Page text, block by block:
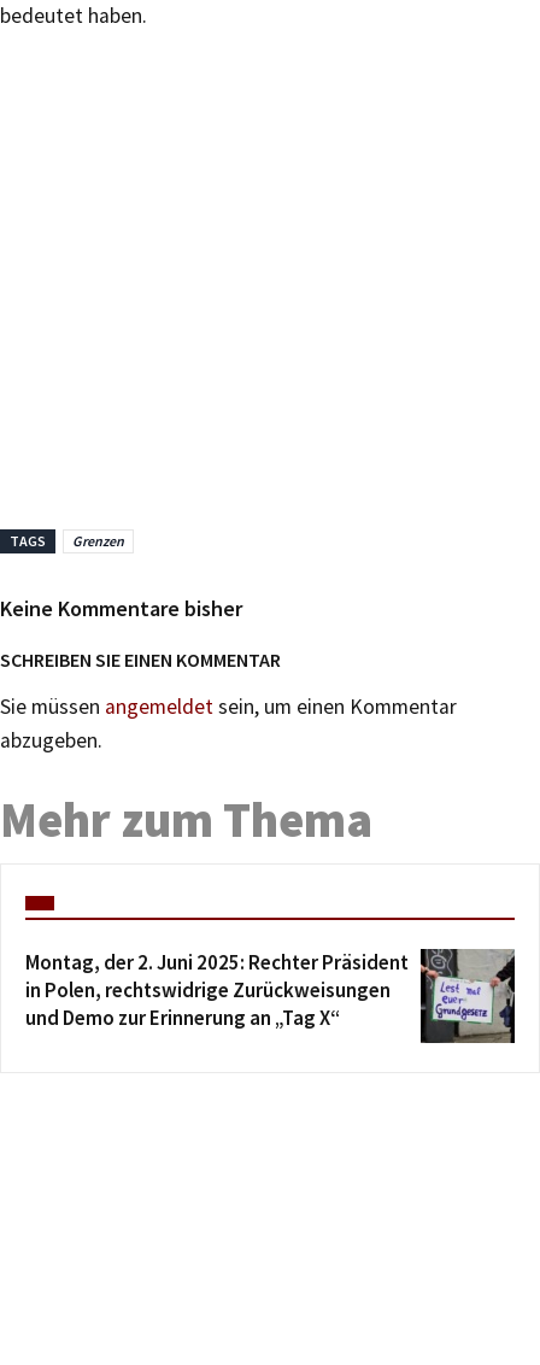
bedeutet haben.
TAGS Grenzen
Keine Kommentare bisher
SCHREIBEN SIE EINEN KOMMENTAR
Sie müssen angemeldetsein, um einen Kommentar
abzugeben.
Mehr zum Thema
Montag, der 2. Juni 2025: Rechter Präsident
in Polen, rechtswidrige Zurückweisungen
und Demo zur Erinnerung an „Tag X“